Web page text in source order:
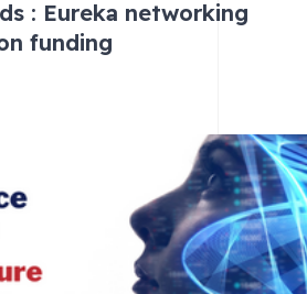
: Eureka networking
funding